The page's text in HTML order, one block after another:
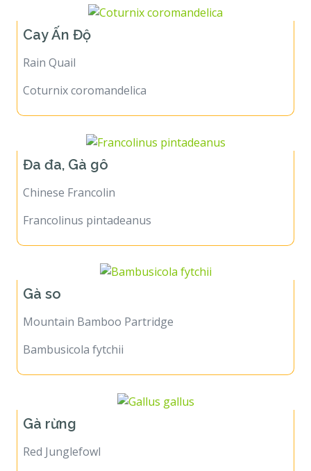
Cay Ấn Độ
Rain Quail
Coturnix coromandelica
Đa đa, Gà gô
Chinese Francolin
Francolinus pintadeanus
Gà so
Mountain Bamboo Partridge
Bambusicola fytchii
Gà rừng
Red Junglefowl